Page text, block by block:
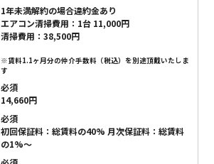
1年未満解約の場合違約金あり
エアコン清掃費用：1台 11,000円
清掃費用：38,500円
※賃料1.1ヶ月分の仲介手数料（税込）を別途頂戴いたしま
す
必須
14,660円
必須
初回保証料：総賃料の40% 月次保証料：総賃料
の1%〜